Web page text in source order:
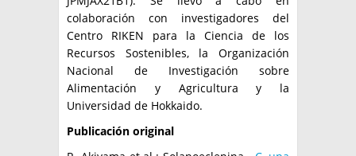
colaboración con investigadores del
Centro RIKEN para la Ciencia de los
Recursos Sostenibles, la Organización
Nacional de Investigación sobre
Alimentación y Agricultura y la
Universidad de Hokkaido.
Publicación original